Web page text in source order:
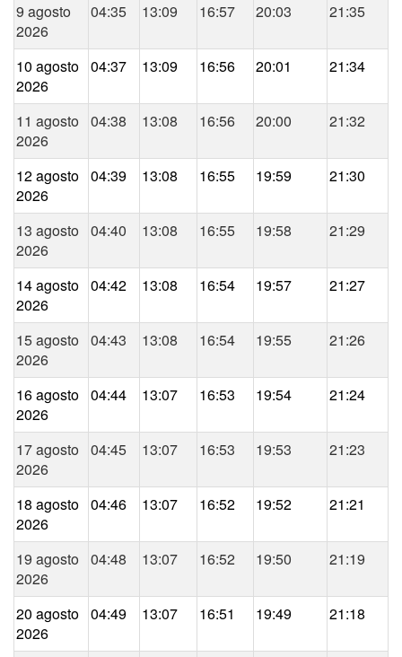
9 agosto
2026
04:35 13:09 16:57 20:03 21:35
10 agosto
2026
04:37 13:09 16:56 20:01 21:34
11 agosto
2026
04:38 13:08 16:56 20:00 21:32
12 agosto
2026
04:39 13:08 16:55 19:59 21:30
13 agosto
2026
04:40 13:08 16:55 19:58 21:29
14 agosto
2026
04:42 13:08 16:54 19:57 21:27
15 agosto
2026
04:43 13:08 16:54 19:55 21:26
16 agosto
2026
04:44 13:07 16:53 19:54 21:24
17 agosto
2026
04:45 13:07 16:53 19:53 21:23
18 agosto
2026
04:46 13:07 16:52 19:52 21:21
19 agosto
2026
04:48 13:07 16:52 19:50 21:19
20 agosto
2026
04:49 13:07 16:51 19:49 21:18